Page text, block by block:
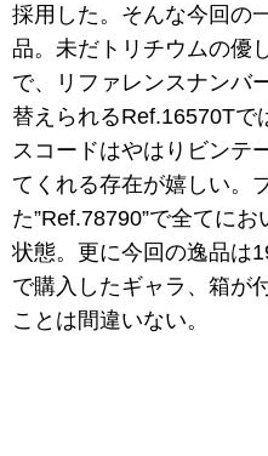
採用した。そんな今回の
品。未だトリチウムの優
で、リファレンスナンバ
替えられるRef.16570Tで
スコードはやはりビンテ
てくれる存在が嬉しい。
た”Ref.78790”で全てに
状態。更に今回の逸品は
で購入したギャラ、箱が
ことは間違いない。